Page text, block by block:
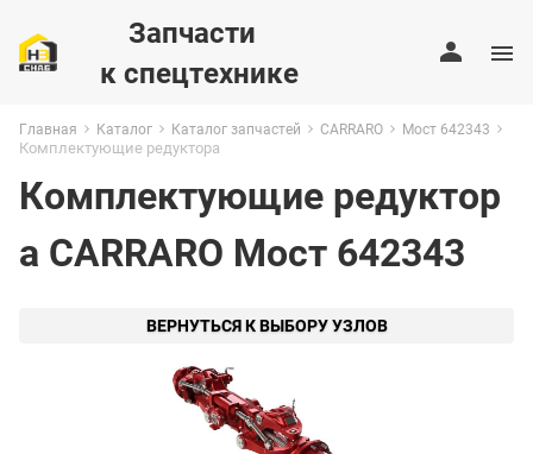
Запчасти
к спецтехнике
Главная Каталог Каталог запчастей CARRARO Мост 642343
Комплектующие редуктора
Комплектующие редуктор
а CARRARO Мост 642343
ВЕРНУТЬСЯ К ВЫБОРУ УЗЛОВ